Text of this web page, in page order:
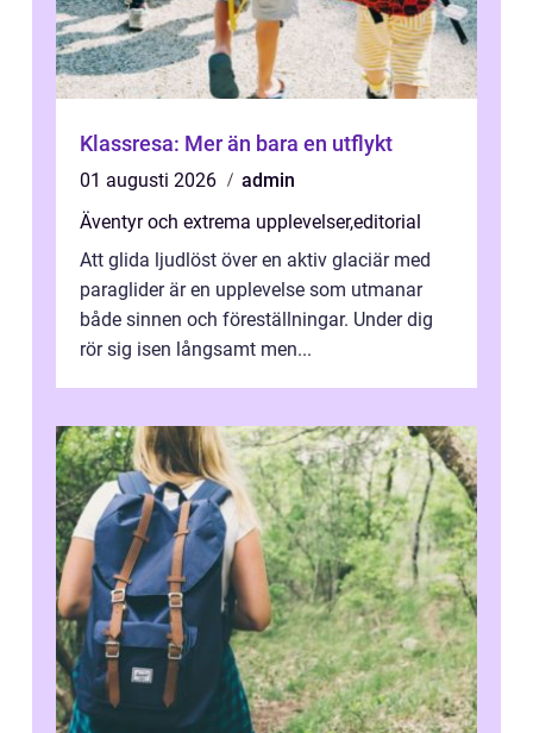
Klassresa: Mer än bara en utflykt
01 augusti 2026
admin
Äventyr och extrema upplevelser,editorial
Att glida ljudlöst över en aktiv glaciär med
paraglider är en upplevelse som utmanar
både sinnen och föreställningar. Under dig
rör sig isen långsamt men...